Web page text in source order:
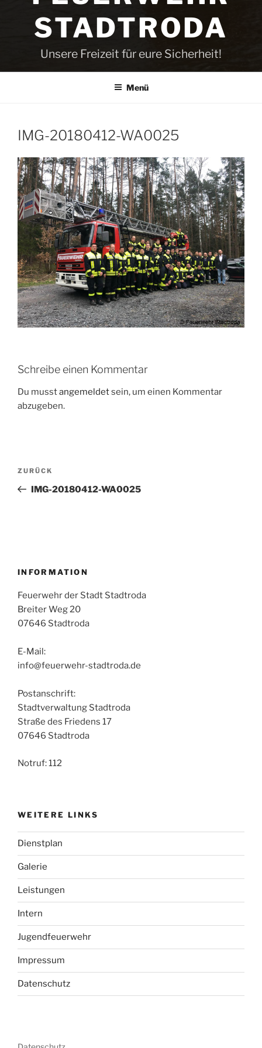
STADTRODA
Unsere Freizeit für eure Sicherheit!
Menü
IMG-20180412-WA0025
Schreibe einen Kommentar
Du musstangemeldetsein, um einen Kommentar
abzugeben.
Beitragsnavigation
Vorheriger
Beitrag
ZURÜCK
IMG-20180412-WA0025
INFORMATION
Feuerwehr der Stadt Stadtroda
Breiter Weg 20
07646 Stadtroda
E-Mail:
info@feuerwehr-stadtroda.de
Postanschrift:
Stadtverwaltung Stadtroda
Straße des Friedens 17
07646 Stadtroda
Notruf: 112
WEITERE LINKS
Dienstplan
Galerie
Leistungen
Intern
Jugendfeuerwehr
Impressum
Datenschutz